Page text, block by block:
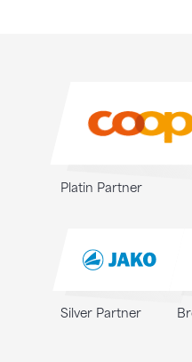
Platin Partner
Silver Partner